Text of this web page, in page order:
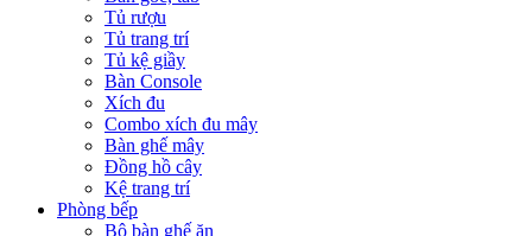
Tủ rượu
Tủ trang trí
Tủ kệ giầy
Bàn Console
Xích đu
Combo xích đu mây
Bàn ghế mây
Đồng hồ cây
Kệ trang trí
Phòng bếp
Bộ bàn ghế ăn